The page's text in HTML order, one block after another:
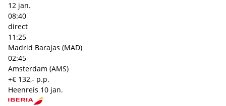
12 jan.
08:40
direct
11:25
Madrid Barajas (MAD)
02:45
Amsterdam (AMS)
+€ 132,- p.p.
Heenreis 10 jan.